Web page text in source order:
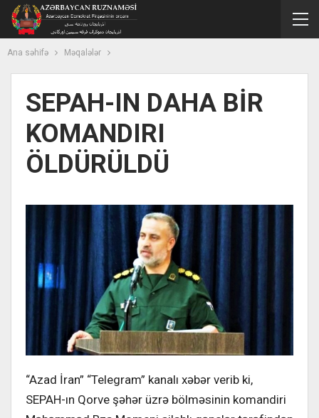
Ana səhifə Məqalələr
SEPAH-IN DAHA BİR
KOMANDIRI
ÖLDÜRÜLDÜ
“Azad İran” “Telegram” kanalı xəbər verib ki,
SEPAH-ın Qorve şəhər üzrə bölməsinin komandiri